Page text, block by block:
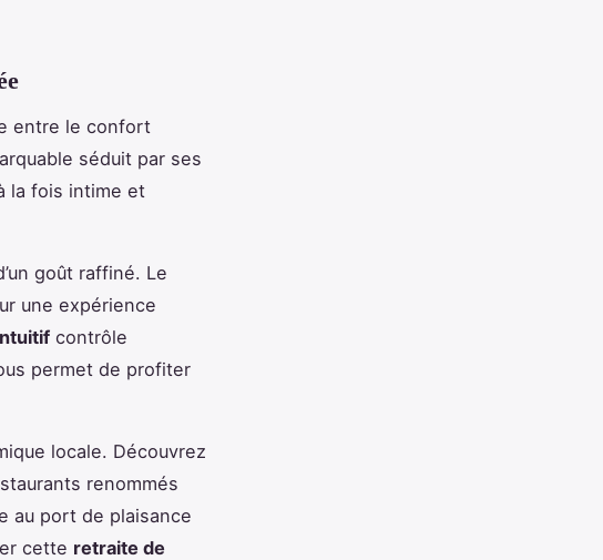
entre le confort
séduit par ses
la fois intime et
goût raffiné. Le
une expérience
contrôle
permet de profiter
locale. Découvrez
renommés
au port de plaisance
cette retraite de